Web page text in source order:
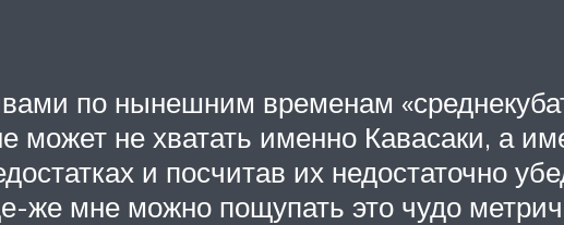
по нынешним временам
может не хватать именно Кавасаки, а
и посчитав их недостаточно
же мне можно пощупать это чудо